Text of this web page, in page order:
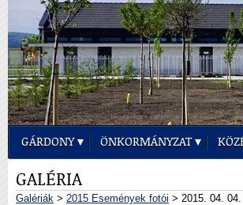
GÁRDONY ÖNKORMÁNYZAT
GALÉRIA
Galériák > 2015 Események fotói > 2015. 04.